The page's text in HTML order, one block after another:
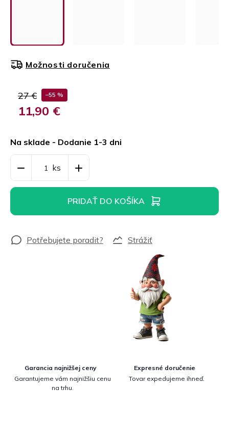
27 € –55 %
11,90 €
cena:
Na sklade - Dodanie 1-3 dni
Možnosti doručenia
PRIDAŤ DO KOŠÍKA
Strážiť
Garancia najnižšej ceny
Garantujeme vám najnižšiu cenu
na trhu.
Expresné doručenie
Tovar expedujeme ihneď.